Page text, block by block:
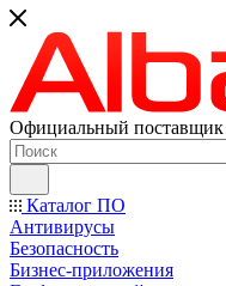
Официальный поставщик
Каталог ПО
Антивирусы
Безопасность
Бизнес-приложения